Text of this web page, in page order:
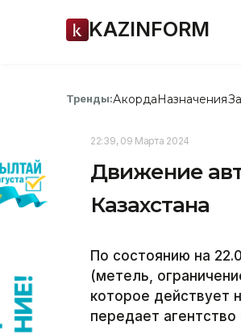
KAZINFORM
Тренды:АкордаНазначения
22:39, 09 Марта 2024
Движение
Казахстана
По состоянию на
(метель,
которое действует
передает